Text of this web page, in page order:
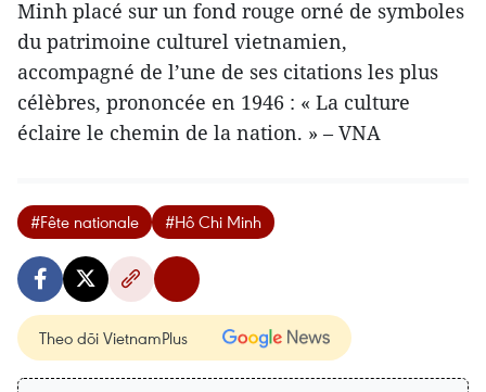
Minh placé sur un fond rouge orné de symboles
du patrimoine culturel vietnamien,
accompagné de l’une de ses citations les plus
célèbres, prononcée en 1946 : « La culture
éclaire le chemin de la nation. » – VNA
#Fête nationale #Hô Chi Minh
Theo dõi VietnamPlus